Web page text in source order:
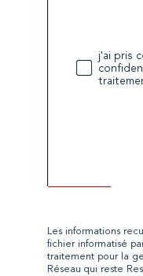
j'ai pris
Les informations
fichier informatisé
traitement pour la
Réseau qui reste